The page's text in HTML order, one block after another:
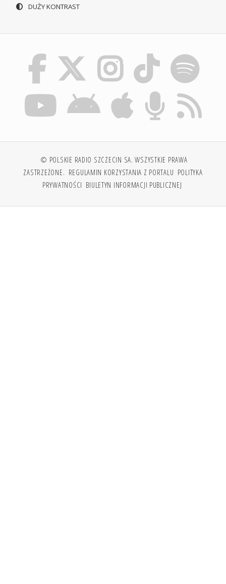
DUŻY KONTRAST
© POLSKIE RADIO SZCZECIN SA. WSZYSTKIE PRAWA
ZASTRZEŻONE. REGULAMIN KORZYSTANIA Z PORTALU POLITYKA
PRYWATNOŚCI BIULETYN INFORMACJI PUBLICZNEJ